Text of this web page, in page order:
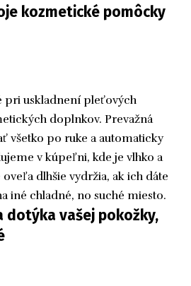
kozmetické pomôcky
uskladnení pleťových
doplnkov. Prevažná
všetko po ruke a automaticky
v kúpeľni, kde je vlhko a
dlhšie vydržia, ak ich dáte
iné chladné, no suché miesto.
dotýka vašej pokožky,